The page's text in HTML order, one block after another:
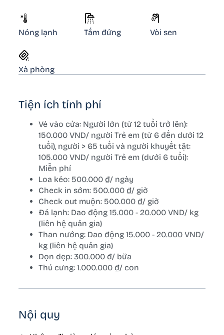
Nóng lạnh Tắm đứng Vòi sen
Xà phòng
Tiện ích tính phí
Vé vào cửa: Người lớn (từ 12 tuổi trở lên):
150.000 VND/ người Trẻ em (từ 6 đến dưới 12
tuổi), người > 65 tuổi và người khuyết tật:
105.000 VND/ người Trẻ em (dưới 6 tuổi):
Miễn phí
Loa kéo: 500.000 ₫/ ngày
Check in sớm: 500.000 ₫/ giờ
Check out muộn: 500.000 ₫/ giờ
Đá lạnh: Dao động 15.000 - 20.000 VND/ kg
(liên hệ quản gia)
Than nướng: Dao động 15.000 - 20.000 VND/
kg (liên hệ quản gia)
Dọn dẹp: 300.000 ₫/ bữa
Thú cưng: 1.000.000 ₫/ con
Nội quy